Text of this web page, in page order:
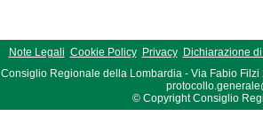
Note Legali Cookie Policy Privacy
Dichiarazione
Consiglio Regionale della Lombardia - Via Fabio Filzi
© Copyright Consiglio